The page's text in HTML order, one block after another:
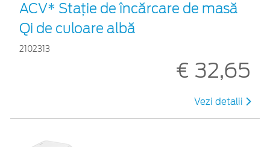
ACV* Stație de încărcare de masă
Qi de culoare albă
2102313
€ 32,65
Vezi detalii